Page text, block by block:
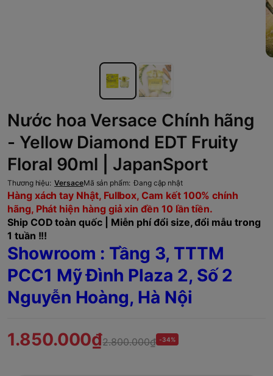
Nước hoa Versace Chính hãng
- Yellow Diamond EDT Fruity
Floral 90ml | JapanSport
Thương hiệu: VersaceMã sản phẩm: Đang cập nhật
Hàng xách tay Nhật, Fullbox, Cam kết 100% chính
hãng, Phát hiện hàng giả xin đền 10 lần tiền.
Ship COD toàn quốc | Miễn phí đổi size, đổi mẫu trong
1 tuần !!!
Showroom : Tầng 3, TTTM
PCC1 Mỹ Đình Plaza 2, Số 2
Nguyễn Hoàng, Hà Nội
1.850.000₫2.800.000₫ -34%